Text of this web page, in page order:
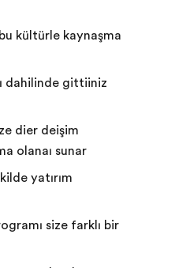
kültürle kaynaşma
dahilinde gittiğiniz
diğer değişim
olanağı sunar
yatırım
size farklı bir